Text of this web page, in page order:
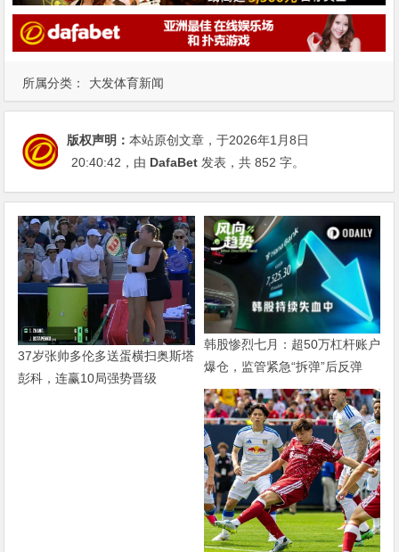
所属分类： 大发体育新闻
版权声明：本站原创文章，于2026年1月8日
20:40:42 ，由 DafaBet 发表，共 852 字。
37岁张帅多伦多送蛋横扫奥斯塔
彭科，连赢10局强势晋级
韩股惨烈七月：超50万杠杆账户
爆仓，监管紧急“拆弹”后反弹